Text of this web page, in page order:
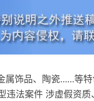
饰品、陶瓷……等特
违法案件 涉虚假资